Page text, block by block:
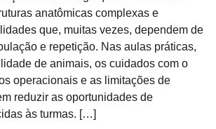
anatômicas complexas e
que, muitas vezes, dependem de
e repetição. Nas aulas práticas,
de animais, os cuidados com o
operacionais e as limitações de
reduzir as oportunidades de
às turmas. […]